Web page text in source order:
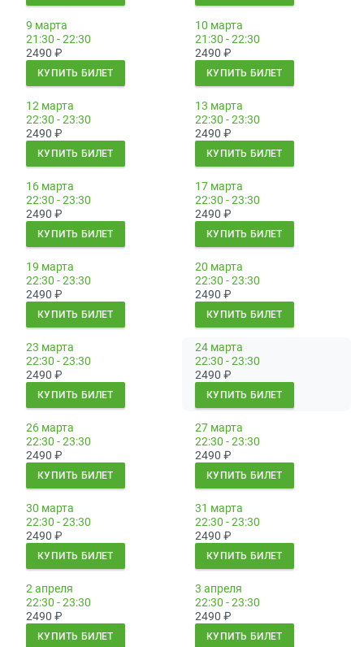
9 марта
21:30 - 22:30
2490 ₽
КУПИТЬ БИЛЕТ
10 марта
21:30 - 22:30
2490 ₽
КУПИТЬ БИЛЕТ
12 марта
22:30 - 23:30
2490 ₽
КУПИТЬ БИЛЕТ
13 марта
22:30 - 23:30
2490 ₽
КУПИТЬ БИЛЕТ
16 марта
22:30 - 23:30
2490 ₽
КУПИТЬ БИЛЕТ
17 марта
22:30 - 23:30
2490 ₽
КУПИТЬ БИЛЕТ
19 марта
22:30 - 23:30
2490 ₽
КУПИТЬ БИЛЕТ
20 марта
22:30 - 23:30
2490 ₽
КУПИТЬ БИЛЕТ
23 марта
22:30 - 23:30
2490 ₽
КУПИТЬ БИЛЕТ
24 марта
22:30 - 23:30
2490 ₽
КУПИТЬ БИЛЕТ
26 марта
22:30 - 23:30
2490 ₽
КУПИТЬ БИЛЕТ
27 марта
22:30 - 23:30
2490 ₽
КУПИТЬ БИЛЕТ
30 марта
22:30 - 23:30
2490 ₽
КУПИТЬ БИЛЕТ
31 марта
22:30 - 23:30
2490 ₽
КУПИТЬ БИЛЕТ
2 апреля
22:30 - 23:30
2490 ₽
КУПИТЬ БИЛЕТ
3 апреля
22:30 - 23:30
2490 ₽
КУПИТЬ БИЛЕТ